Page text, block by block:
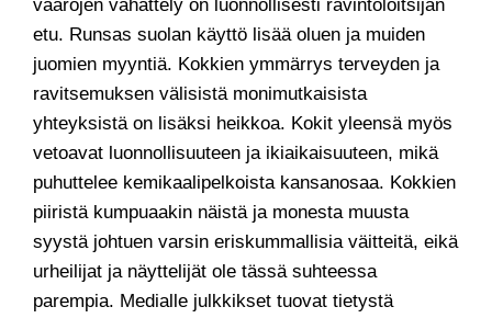
vaarojen vähättely on luonnollisesti ravintoloitsijan
etu. Runsas suolan käyttö lisää oluen ja muiden
juomien myyntiä. Kokkien ymmärrys terveyden ja
ravitsemuksen välisistä monimutkaisista
yhteyksistä on lisäksi heikkoa. Kokit yleensä myös
vetoavat luonnollisuuteen ja ikiaikaisuuteen, mikä
puhuttelee kemikaalipelkoista kansanosaa. Kokkien
piiristä kumpuaakin näistä ja monesta muusta
syystä johtuen varsin eriskummallisia väitteitä, eikä
urheilijat ja näyttelijät ole tässä suhteessa
parempia. Medialle julkkikset tuovat tietystä